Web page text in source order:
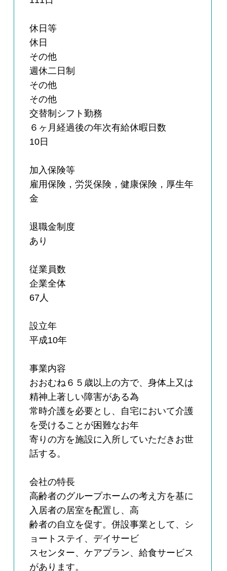
休日等
休日
その他
週休二日制
その他
その他
交替制シフト勤務
６ヶ月経過後の年次有給休暇日数
10日
加入保険等
雇用保険，労災保険，健康保険，厚生年
金
退職金制度
あり
従業員数
企業全体
67人
設立年
平成10年
事業内容
おおむね６５歳以上の方で、身体上又は
精神上著しい障害がある為
常時介護を必要とし、自宅において介護
を受けることが困難なお年
寄りの方を施設に入所していただきお世
話する。
会社の特長
高齢者のグループホームの考え方を基に
入居者の居室を配置し、高
齢者の自立を促す。併設事業として、シ
ョートステイ、デイサービ
スセンター、ケアプラン、給食サービス
があります。